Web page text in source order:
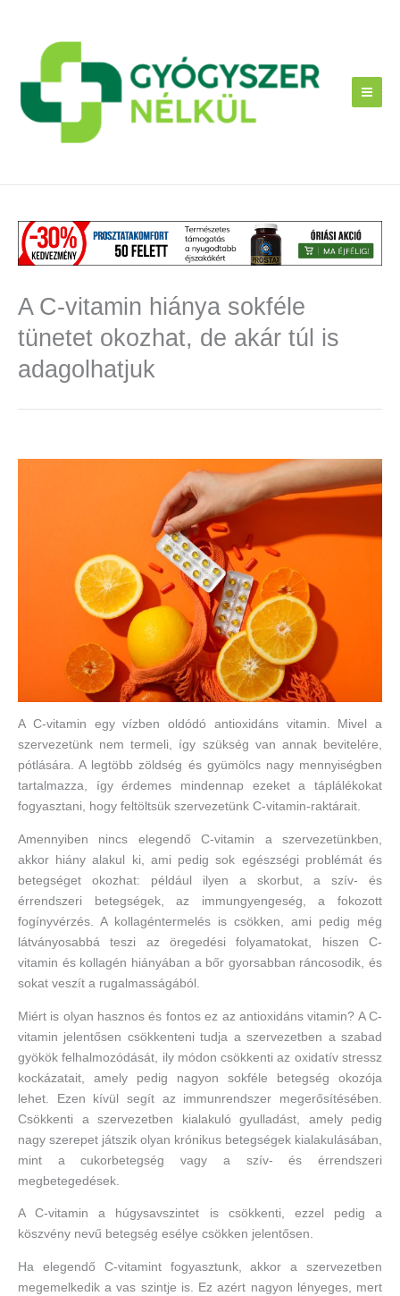
A C-vitamin hiánya sokféle
tünetet okozhat, de akár túl is
adagolhatjuk
A C-vitamin egy vízben oldódó antioxidáns vitamin. Mivel a
szervezetünk nem termeli, így szükség van annak bevitelére,
pótlására. A legtöbb zöldség és gyümölcs nagy mennyiségben
tartalmazza, így érdemes mindennap ezeket a táplálékokat
fogyasztani, hogy feltöltsük szervezetünk C-vitamin-raktárait.
Amennyiben nincs elegendő C-vitamin a szervezetünkben,
akkor hiány alakul ki, ami pedig sok egészségi problémát és
betegséget okozhat: például ilyen a skorbut, a szív- és
érrendszeri betegségek, az immungyengeség, a fokozott
fogínyvérzés. A kollagéntermelés is csökken, ami pedig még
látványosabbá teszi az öregedési folyamatokat, hiszen C-
vitamin és kollagén hiányában a bőr gyorsabban ráncosodik, és
sokat veszít a rugalmasságából.
Miért is olyan hasznos és fontos ez az antioxidáns vitamin? A C-
vitamin jelentősen csökkenteni tudja a szervezetben a szabad
gyökök felhalmozódását, ily módon csökkenti az oxidatív stressz
kockázatait, amely pedig nagyon sokféle betegség okozója
lehet. Ezen kívül segít az immunrendszer megerősítésében.
Csökkenti a szervezetben kialakuló gyulladást, amely pedig
nagy szerepet játszik olyan krónikus betegségek kialakulásában,
mint a cukorbetegség vagy a szív- és érrendszeri
megbetegedések.
A C-vitamin a húgysavszintet is csökkenti, ezzel pedig a
köszvény nevű betegség esélye csökken jelentősen.
Ha elegendő C-vitamint fogyasztunk, akkor a szervezetben
megemelkedik a vas szintje is. Ez azért nagyon lényeges, mert